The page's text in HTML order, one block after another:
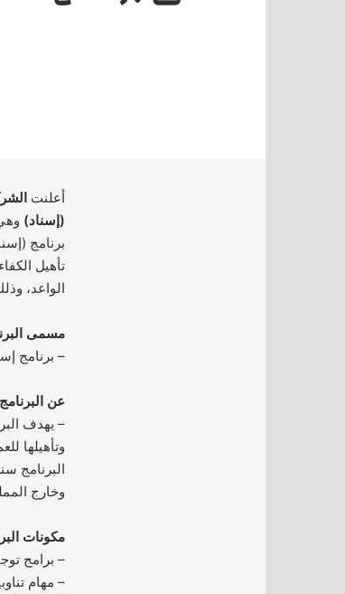
أعلنت
(إسناد)
برنامج
تأهيل
الواعد،
مسمى
– برنامج
عن
– يهدف
وتأهيلها
البرنامج
وخارج
مكونات
– برامج
– مهام